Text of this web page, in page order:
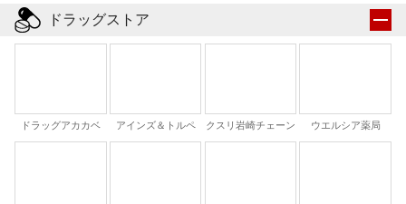
ドラッグストア
ドラッグアカカベ アインズ＆トルペ クスリ岩崎チェーン ウエルシア薬局